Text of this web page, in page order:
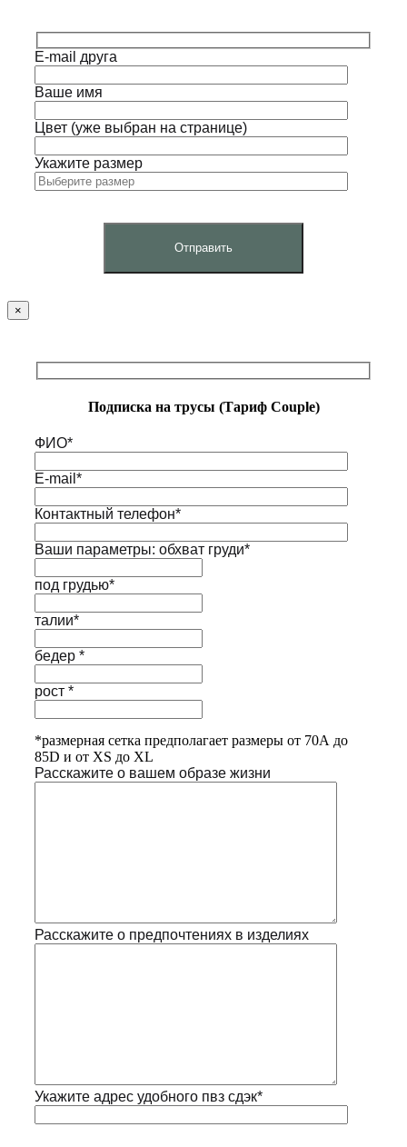
E-mail друга
Ваше имя
Цвет (уже выбран на странице)
Укажите размер
×
Подписка на трусы (Тариф Couple)
ФИО*
E-mail*
Контактный телефон*
Ваши параметры: обхват груди*
под грудью*
талии*
бедер *
рост *
*размерная сетка предполагает размеры от 70А до
85D и от XS до XL
Расскажите о вашем образе жизни
Расскажите о предпочтениях в изделиях
Укажите адрес удобного пвз сдэк*